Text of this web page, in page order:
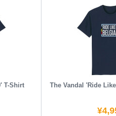
T-Shirt The Vandal 'Ride
¥